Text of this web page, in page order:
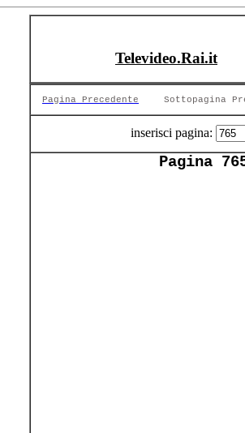
Televideo.Rai.it
Pagina Precedente Sottopagina
inserisci pagina:
Pagina